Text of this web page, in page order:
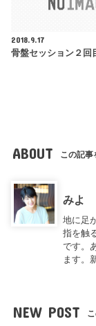
2018.9.17
骨盤セッション２回
ABOUT この記事
みよ
地に足
指を触
です。
ます。
NEW POST